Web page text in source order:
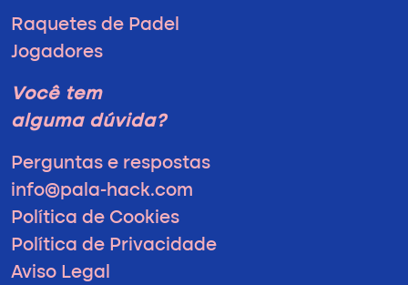
Raquetes de Padel
Jogadores
Você tem
alguma dúvida?
Perguntas e respostas
info@pala-hack.com
Política de Cookies
Política de Privacidade
Aviso Legal